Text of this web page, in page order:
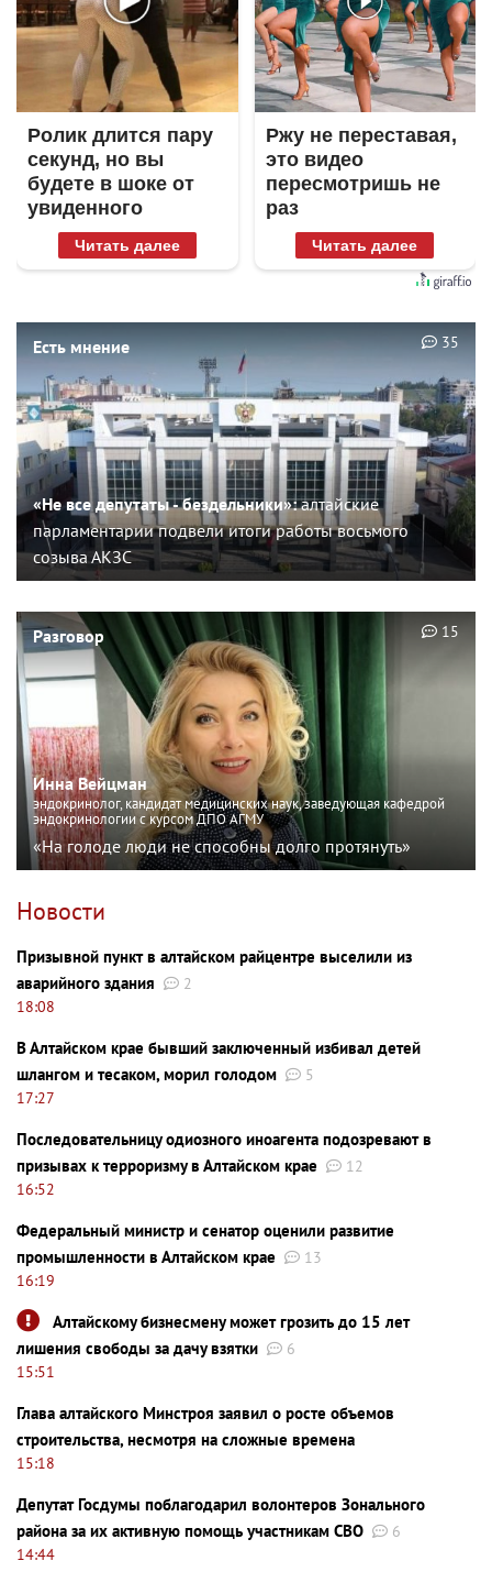
Ролик длится пару
секунд, но вы
будете в шоке от
увиденного
Читать далее
Ржу не переставая,
это видео
пересмотришь не
раз
Читать далее
Есть мнение
«Не все депутаты - бездельники»:алтайские
парламентарии подвели итоги работы восьмого
созыва АКЗС
35
Разговор
Инна Вейцман
эндокринолог, кандидат медицинских наук, заведующая кафедрой
эндокринологии с курсом ДПО АГМУ
«На голоде люди не способны долго протянуть»
15
Новости
Призывной пункт в алтайском райцентре выселили из
аварийного здания
2
18:08
В Алтайском крае бывший заключенный избивал детей
шлангом и тесаком, морил голодом
5
17:27
Последовательницу одиозного иноагента подозревают в
призывах к терроризму в Алтайском крае
12
16:52
Федеральный министр и сенатор оценили развитие
промышленности в Алтайском крае
13
16:19
Алтайскому бизнесмену может грозить до 15 лет
лишения свободы за дачу взятки
6
15:51
Глава алтайского Минстроя заявил о росте объемов
строительства, несмотря на сложные времена
15:18
Депутат Госдумы поблагодарил волонтеров Зонального
района за их активную помощь участникам СВО
6
14:44